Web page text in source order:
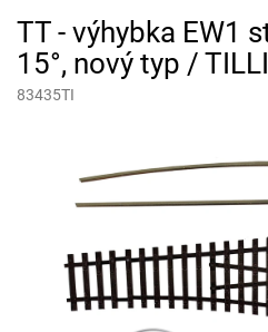
TT - výhybka EW1
15°, nový typ /
83435TI